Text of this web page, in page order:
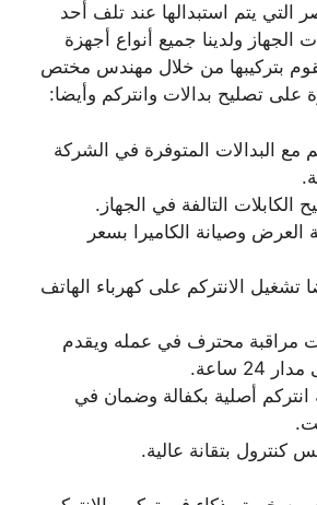
التي يتم استبدالها عند تلف أحد
الجهاز ولدينا جميع أنواع أجهزة
بتركيبها من خلال مهندس مختص
على تصليح بدالات وانتركم وأيضا:
مع البدالات المتوفرة في الشركة
الكابلات التالفة في الجهاز.
وصيانة الكاميرا بسعر
تشغيل الانتركم على كهرباء الهاتف
مراقبة محترف في عمله ويقدم
ساعة.
انتركم أصلية بكفالة وضمان في
كنترول بتقانة عالية.